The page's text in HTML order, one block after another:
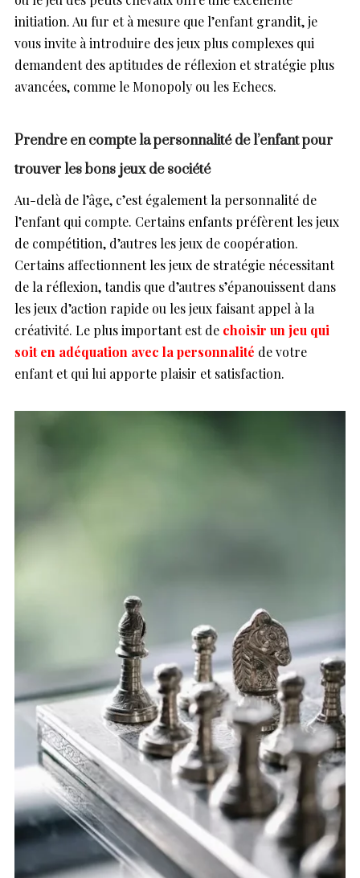
initiation. Au fur et à mesure que l’enfant grandit, je
vous invite à introduire des jeux plus complexes qui
demandent des aptitudes de réflexion et stratégie plus
avancées, comme le Monopoly ou les Echecs.
Prendre en compte la personnalité de l’enfant pour
trouver les bons jeux de société
Au-delà de l’âge, c’est également la personnalité de
l’enfant qui compte. Certains enfants préfèrent les jeux
de compétition, d’autres les jeux de coopération.
Certains affectionnent les jeux de stratégie nécessitant
de la réflexion, tandis que d’autres s’épanouissent dans
les jeux d’action rapide ou les jeux faisant appel à la
créativité. Le plus important est de choisir un jeu qui
soit en adéquation avec la personnalité de votre
enfant et qui lui apporte plaisir et satisfaction.